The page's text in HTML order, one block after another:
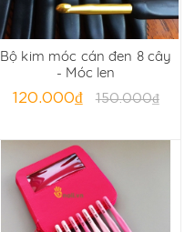
Bộ kim móc cán đen 8 cây
- Móc len
120.000₫ 150.000₫